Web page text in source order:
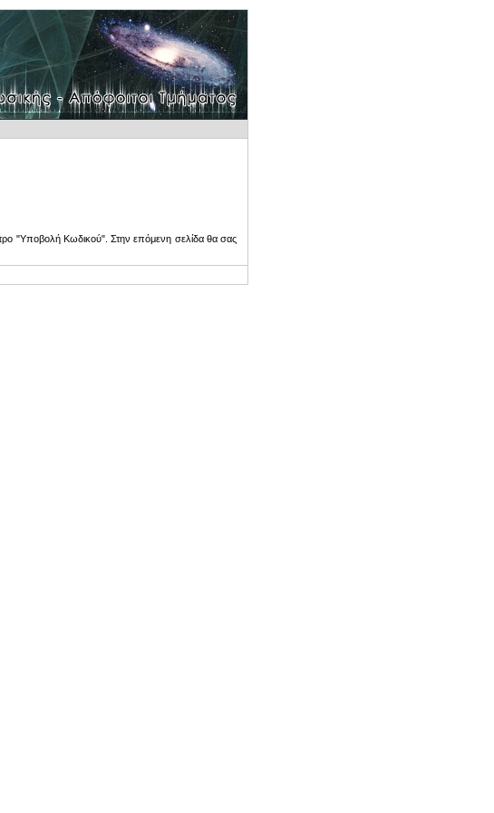
"Υποβολή Κωδικού". Στην επόμενη σελίδα θα σας